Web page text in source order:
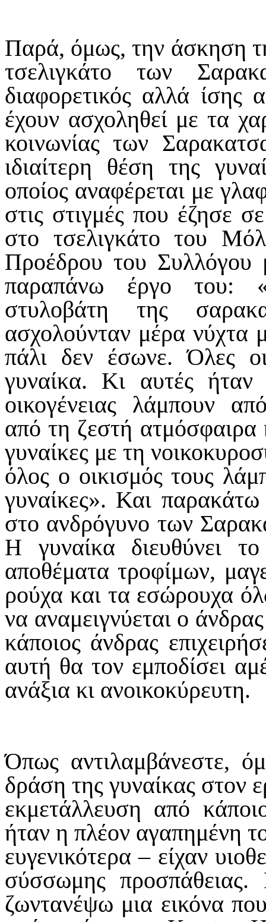
Παρά, όμως, την άσκηση
τσελιγκάτο των
διαφορετικός αλλά ίσης
έχουν ασχοληθεί με τα
κοινωνίας των
ιδιαίτερη θέση της
οποίος αναφέρεται με
στις στιγμές που έζησε
στο τσελιγκάτο του
Προέδρου του Συλλόγου
παραπάνω έργο του:
στυλοβάτη της
ασχολούνταν μέρα νύχτα
πάλι δεν έσωνε. Όλες
γυναίκα. Κι αυτές
οικογένειας λάμπουν
από τη ζεστή
γυναίκες με τη
όλος ο οικισμός τους
γυναίκες». Και
στο ανδρόγυνο των
Η γυναίκα διευθύνει
αποθέματα τροφίμων,
ρούχα και τα εσώρουχα
να αναμειγνύεται ο
κάποιος άνδρας
αυτή θα τον εμποδίσει
ανάξια κι ανοικοκύρευτη.
Όπως αντιλαμβάνεστε,
δράση της γυναίκας στον
εκμετάλλευση από
ήταν η πλέον αγαπημένη
ευγενικότερα – είχαν
σύσσωμης
ζωντανέψω μια εικόνα